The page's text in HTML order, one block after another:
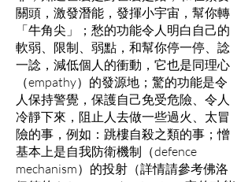
關頭，激發潛能，發揮小宇宙，幫你轉
「牛角尖」；愁的功能令人明白自己的
軟弱、限制、弱點，和幫你停一停、諗
一諗，減低個人的衝動，它也是同理心
（empathy）的發源地；驚的功能是令
人保持警覺，保護自己免受危險、令人
冷靜下來，阻止人去做一些過火、太冒
險的事，例如：跳樓自殺之類的事；憎
基本上是自我防衛機制（defence
mechanism）的投射（詳情請參考佛洛